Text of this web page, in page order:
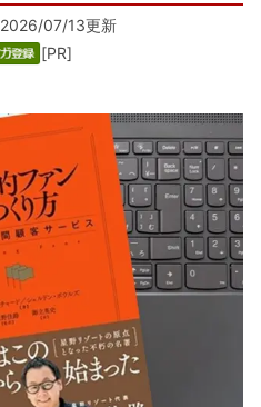
2026/07/13更新
[PR]